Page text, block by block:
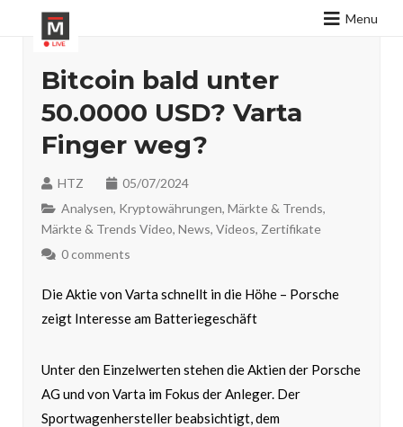
Menu
Bitcoin bald unter
50.0000 USD? Varta
Finger weg?
HTZ
05/07/2024
Analysen, Kryptowährungen, Märkte & Trends,
Märkte & Trends Video, News, Videos, Zertifikate
0 comments
Die Aktie von Varta schnellt in die Höhe – Porsche
zeigt Interesse am Batteriegeschäft
Unter den Einzelwerten stehen die Aktien der Porsche
AG und von Varta im Fokus der Anleger. Der
Sportwagenhersteller beabsichtigt, dem